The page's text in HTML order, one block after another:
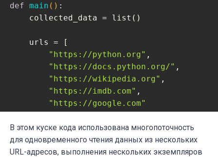
    logging.basicConfig(format=
    s = time.perf_counter()
    elapsed = time.perf_counter() - s
    logging.info(
f" {__file__}
def main () :
    collected_data = list()
    urls = [
"https://python.org" ,
"https://docs.python.org/" ,
"https://wikipedia.org" ,
"https://imdb.com" ,
"https://google.com"
    logging.info(
f"************** Starting
with ThreadPoolExecutor(max_workers=
В этом куске кода использована многопоточность
для одновременного чтения данных из нескольких
URL-адресов, выполнения нескольких экземпляров